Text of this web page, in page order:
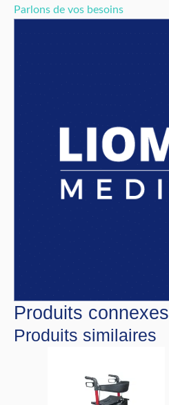
Parlons de vos besoins
Produits connexes
Produits similaires